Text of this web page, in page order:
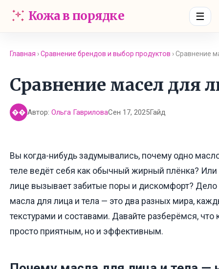
Кожа в порядке ☰
Главная ›Сравнение брендов и выбор продуктов › Сравнение
Сравнение масел для
�� Автор: Ольга ГавриловаСен 17, 2025Гайд
Вы когда-нибудь задумывались, почему одно
теле ведёт себя как обычный жирный плёнка?
лице вызывает забитые поры и дискомфорт? Дело
масла для лица и тела — это два разных мира,
текстурами и составами. Давайте разберёмся,
просто приятным, но и эффективным.